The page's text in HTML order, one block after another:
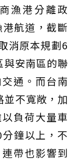
漁港分離政
航道，截斷
消原本規劃6
與安南區的聯
通。而台南
並不寬敞，加
負荷大量車
鐘以上，不
帶也影響到